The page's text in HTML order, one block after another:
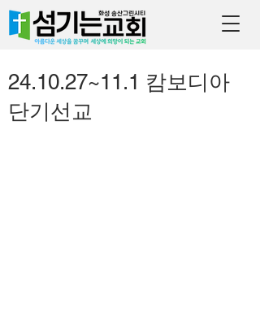
24.10.27~11.1 캄보디아
단기선교